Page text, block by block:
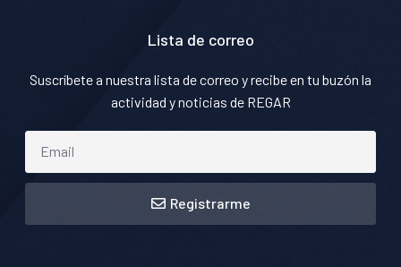
Lista de correo
Suscríbete a nuestra lista de correo y recibe en tu buzón la
actividad y noticias de REGAR
Registrarme